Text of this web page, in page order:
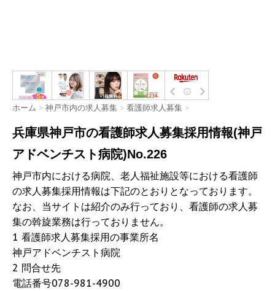
ホーム > 神戸市内の求人募集 > 看護師求人募集 >
兵庫県神戸市の看護師求人募集採用情報(神戸
アドベンチスト病院)No.226
神戸市内における病院、老人福祉施設等における看護師
の求人募集採用情報は下記のとおりとなっております。
なお、当サイトは紹介のみ行っており、看護師の求人募
集の斡旋業務は行っておりません。
1 看護師求人募集採用の事業所名
神戸アドベンチスト病院
2 問合せ先
電話番号078-981-4900